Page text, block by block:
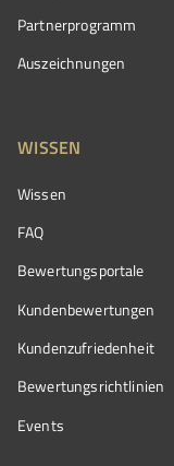
Partnerprogramm
Auszeichnungen
WISSEN
Wissen
FAQ
Bewertungsportale
Kundenbewertungen
Kundenzufriedenheit
Bewertungs­richtlinien
Events